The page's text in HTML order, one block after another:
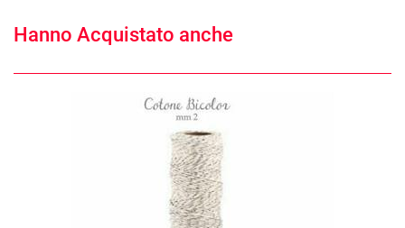
Hanno Acquistato anche